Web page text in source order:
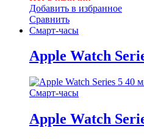
Добавить в избранное
Сравнить
Смарт-часы
Apple Watch
Смарт-часы
Apple Watch